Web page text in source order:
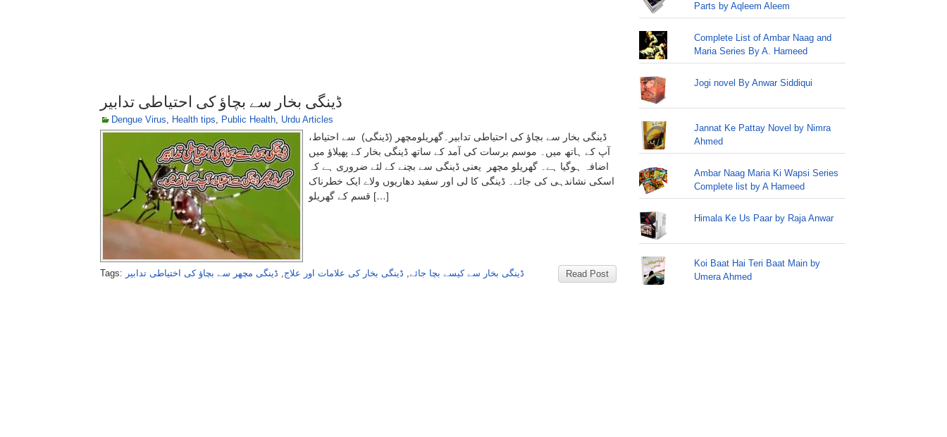
ڈینگی بخار سے بچاؤ کی احتیاطی تدابیر
Dengue Virus, Health tips, Public Health, Urdu Articles
ڈینگی بخار سے بچاؤ کی احتیاطی تدابیر۔گھریلومچھر (ڈینگی) سے احتیاط،
آپ کے ہاتھ میں۔ موسم برسات کی آمد کے ساتھ ڈینگی بخار کے پھیلاؤ میں
اضافہ ہوگیا ہے۔ گھریلو مچھر یعنی ڈینگی سے بچنے کے لئے ضروری ہے کہ
اسکی نشاندہی کی جائے۔ ڈینگی کا لی اور سفید دھاریوں ولاے ایک خطرناک
قسم کے گھریلو […]
Read Post
Tags: ڈینگی بخار سے کیسے بچا جائے, ڈینگی بخار کی علامات اور علاج, ڈینگی مچھر سے بچاؤ کی اختیاطی تدابیر
Parts by Aqleem Aleem
Complete List of Ambar Naag and
Maria Series By A. Hameed
Jogi novel By Anwar Siddiqui
Jannat Ke Pattay Novel by Nimra
Ahmed
Ambar Naag Maria Ki Wapsi Series
Complete list by A Hameed
Himala Ke Us Paar by Raja Anwar
Koi Baat Hai Teri Baat Main by
Umera Ahmed